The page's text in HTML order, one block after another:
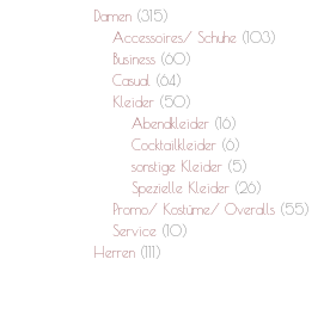
Damen (315)
Accessoires/ Schuhe (103)
Business (60)
Casual (64)
Kleider (50)
Abendkleider (16)
Cocktailkleider (6)
sonstige Kleider (5)
Spezielle Kleider (26)
Promo/ Kostüme/ Overalls (55)
Service (10)
Herren (111)